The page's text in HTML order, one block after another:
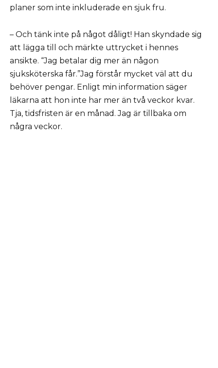
planer som inte inkluderade en sjuk fru.
– Och tänk inte på något dåligt! Han skyndade sig
att lägga till och märkte uttrycket i hennes
ansikte. “Jag betalar dig mer än någon
sjuksköterska får.”Jag förstår mycket väl att du
behöver pengar. Enligt min information säger
läkarna att hon inte har mer än två veckor kvar.
Tja, tidsfristen är en månad. Jag är tillbaka om
några veckor.